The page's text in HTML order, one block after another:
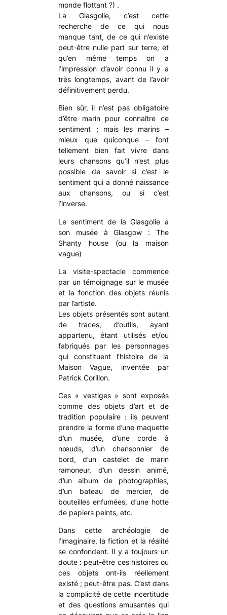
monde flottant ?) .
La Glasgolie, c’est cette
recherche de ce qui nous
manque tant, de ce qui n’existe
peut-être nulle part sur terre, et
qu’en même temps on a
l’impression d’avoir connu il y a
très longtemps, avant de l’avoir
définitivement perdu.
Bien sûr, il n’est pas obligatoire
d’être marin pour connaître ce
sentiment ; mais les marins –
mieux que quiconque – l’ont
tellement bien fait vivre dans
leurs chansons qu’il n’est plus
possible de savoir si c’est le
sentiment qui a donné naissance
aux chansons, ou si c’est
l’inverse.
Le sentiment de laGlasgolie a
son musée à Glasgow : The
Shanty house (ou la maison
vague)
La visite-spectacle commence
par un témoignage sur le musée
et la fonction des objets réunis
par l’artiste.
Les objets présentés sont autant
de traces, d’outils, ayant
appartenu, étant utilisés et/ou
fabriqués par les personnages
qui constituent l’histoire de la
Maison Vague, inventée par
Patrick Corillon.
Ces « vestiges » sont exposés
comme des objets d’art et de
tradition populaire : ils peuvent
prendre la forme d’une maquette
d’un musée, d’une corde à
nœuds, d’un chansonnier de
bord, d’un castelet de marin
ramoneur, d’un dessin animé,
d’un album de photographies,
d’un bateau de mercier, de
bouteilles enfumées, d’une hotte
de papiers peints, etc.
Dans cette archéologie de
l’imaginaire, la fiction et la réalité
se confondent. Il y a toujours un
doute : peut-être ces histoires ou
ces objets ont-ils réellement
existé ; peut-être pas. C’est dans
la complicité de cette incertitude
et des questions amusantes qui